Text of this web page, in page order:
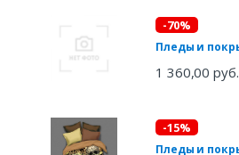
-70%
Пледы и
1 360,00 руб.
-15%
Пледы и